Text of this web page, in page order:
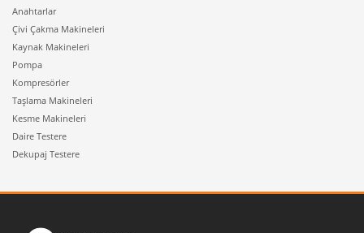
Anahtarlar
Çivi Çakma Makineleri
Kaynak Makineleri
Pompa
Kompresörler
Taşlama Makineleri
Kesme Makineleri
Daire Testere
Dekupaj Testere